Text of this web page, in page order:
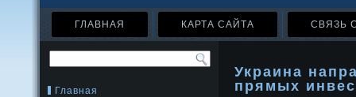
ГЛАВНАЯ КАРТА САЙТА СВЯЗЬ
Главная
Украина
прямых